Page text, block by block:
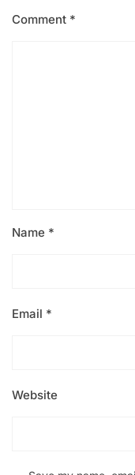
Comment *
Name *
Email *
Website